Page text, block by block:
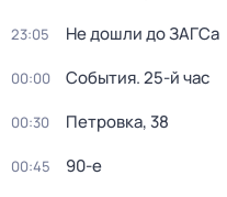
23:05 Не дошли до ЗАГСа
00:00 События. 25-й час
00:30 Петровка, 38
00:45 90-е